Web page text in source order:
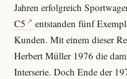
Jahren erfolgreich
C5
entstanden fünf
Kunden. Mit einem dieser
Herbert Müller 1976 die
Interserie. Doch Ende der